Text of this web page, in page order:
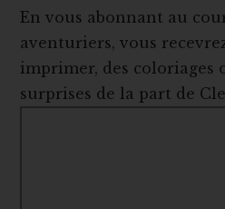
En vous abonnant au
aventuriers, vous
imprimer, des coloriages
surprises de la part de